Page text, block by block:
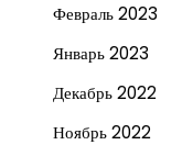
Февраль 2023
Январь 2023
Декабрь 2022
Ноябрь 2022